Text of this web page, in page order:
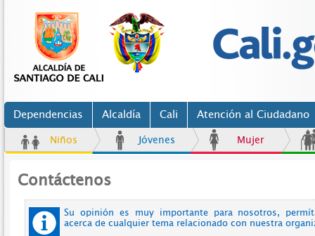
Dependencias Alcaldía Cali Atención al Ciudadano
Niños Jóvenes Mujer
Contáctenos
Su opinión es muy importante para nosotros,
acerca de cualquier tema relacionado con nuestra